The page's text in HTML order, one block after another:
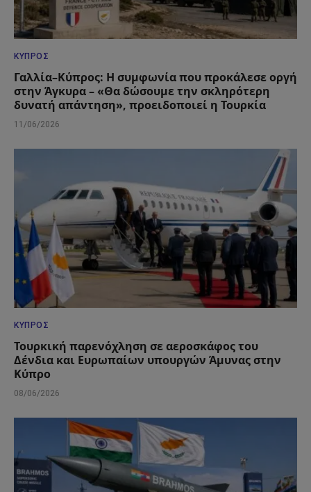
ΚΎΠΡΟΣ
Γαλλία–Κύπρος: Η συμφωνία που προκάλεσε οργή
στην Άγκυρα – «Θα δώσουμε την σκληρότερη
δυνατή απάντηση», προειδοποιεί η Τουρκία
11/06/2026
ΚΎΠΡΟΣ
Τουρκική παρενόχληση σε αεροσκάφος του
Δένδια και Ευρωπαίων υπουργών Άμυνας στην
Κύπρο
08/06/2026